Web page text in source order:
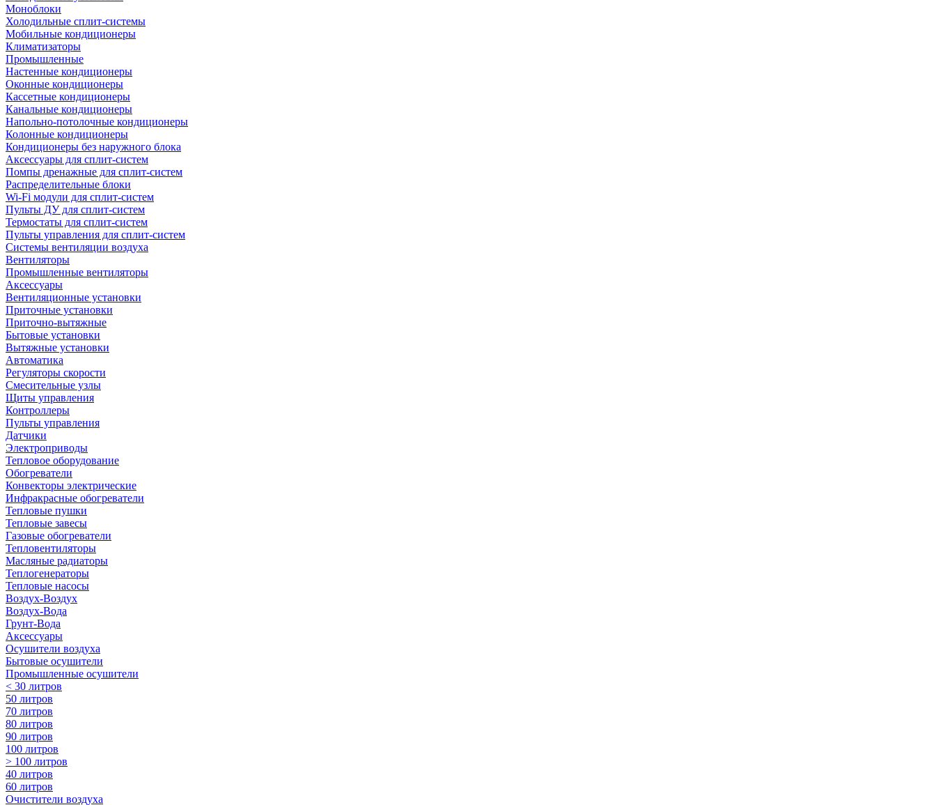
Моноблоки
Холодильные сплит-системы
Мобильные кондиционеры
Климатизаторы
Промышленные
Настенные кондиционеры
Оконные кондиционеры
Кассетные кондиционеры
Канальные кондиционеры
Напольно-потолочные кондиционеры
Колонные кондиционеры
Кондиционеры без наружного блока
Аксессуары для сплит-систем
Помпы дренажные для сплит-систем
Распределительные блоки
Wi-Fi модули для сплит-систем
Пульты ДУ для сплит-систем
Термостаты для сплит-систем
Пульты управления для сплит-систем
Системы вентиляции воздуха
Вентиляторы
Промышленные вентиляторы
Аксессуары
Вентиляционные установки
Приточные установки
Приточно-вытяжные
Бытовые установки
Вытяжные установки
Автоматика
Регуляторы скорости
Смесительные узлы
Щиты управления
Контроллеры
Пульты управления
Датчики
Электроприводы
Тепловое оборудование
Обогреватели
Конвекторы электрические
Инфракрасные обогреватели
Тепловые пушки
Тепловые завесы
Газовые обогреватели
Тепловентиляторы
Масляные радиаторы
Теплогенераторы
Тепловые насосы
Воздух-Воздух
Воздух-Вода
Грунт-Вода
Аксессуары
Осушители воздуха
Бытовые осушители
Промышленные осушители
< 30 литров
50 литров
70 литров
80 литров
90 литров
100 литров
> 100 литров
40 литров
60 литров
Очистители воздуха